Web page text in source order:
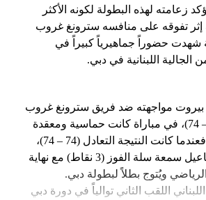
زعامته لهذه البطولة لكونه الأكثر
إثر تفوقه على منافسه سترونغ غروب
شهدت حضوراً جماهيرياً كبيراً في
اللبنانية في دبي.
بيروت مواجهته ضد فريق سترونغ غروب
الفيليبيني بالفوز (77 – 74)، في مباراة كانت حماسية ومعقدة
حتى الثواني الأخيرة، فعندما كانت النتيجة التعادل (74 – 74)،
سجل الأسطورة إسماعيل سمعة سلة الفوز (3 نقاط) مع نهاية
ويُتوج بطلاً لبطولة دبي.
اللقب الثاني توالياً في دورة دبي